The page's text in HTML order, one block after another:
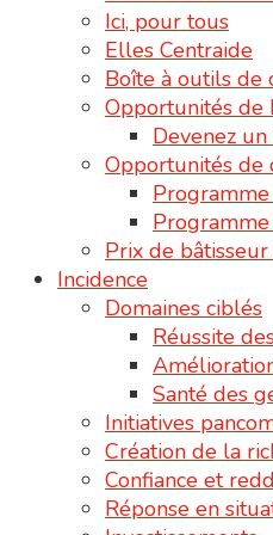
Ici, pour tous
Elles Centraide
Boîte à outils de
Opportunités de
Devenez
Opportunités de
Prix de
Incidence
Domaines ciblés
Réussite
Santé des
Initiatives
Création de la
Confiance et
Réponse en